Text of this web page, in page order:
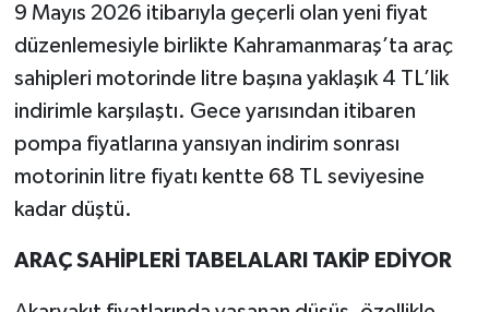
9 Mayıs 2026 itibarıyla geçerli olan yeni fiyat
düzenlemesiyle birlikte Kahramanmaraş’ta araç
sahipleri motorinde litre başına yaklaşık 4 TL’lik
indirimle karşılaştı. Gece yarısından itibaren
pompa fiyatlarına yansıyan indirim sonrası
motorinin litre fiyatı kentte 68 TL seviyesine
kadar düştü.
ARAÇ SAHİPLERİ TABELALARI TAKİP EDİYOR